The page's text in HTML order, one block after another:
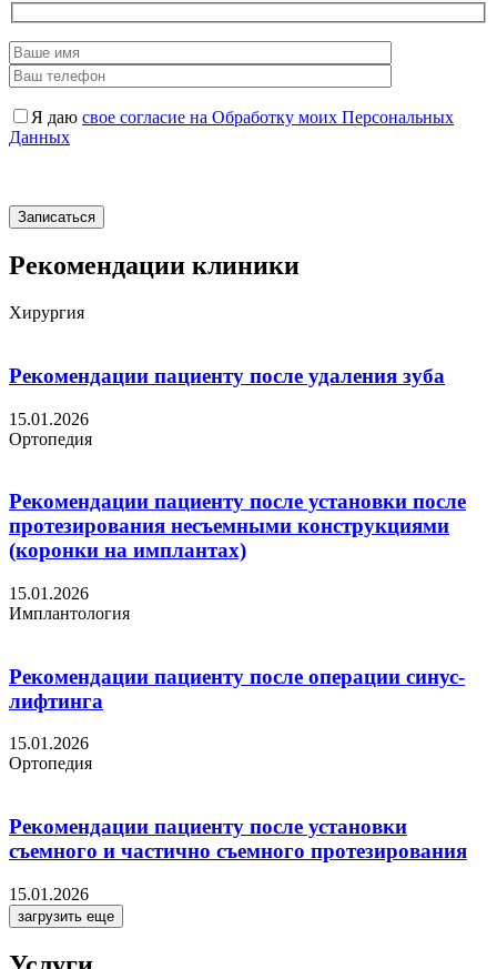
Я даю свое согласие на Обработку моих Персональных
Данных
Рекомендации клиники
Хирургия
Рекомендации пациенту после удаления зуба
15.01.2026
Ортопедия
Рекомендации пациенту после установки после
протезирования несъемными конструкциями
(коронки на имплантах)
15.01.2026
Имплантология
Рекомендации пациенту после операции синус-
лифтинга
15.01.2026
Ортопедия
Рекомендации пациенту после установки
съемного и частично съемного протезирования
15.01.2026
загрузить еще